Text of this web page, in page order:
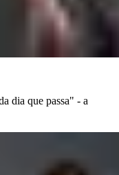
dia que passa" - a